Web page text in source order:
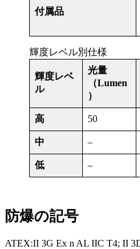
付属品
輝度レベル別仕様
輝度レベ
ル
光量
（Lumen
）
高 50
中 –
低 –
防爆の記号
ATEX:II 3G Ex n AL IIC T4; II